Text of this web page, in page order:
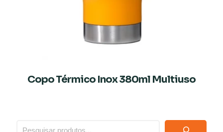
Copo Térmico Inox 380ml Multiuso